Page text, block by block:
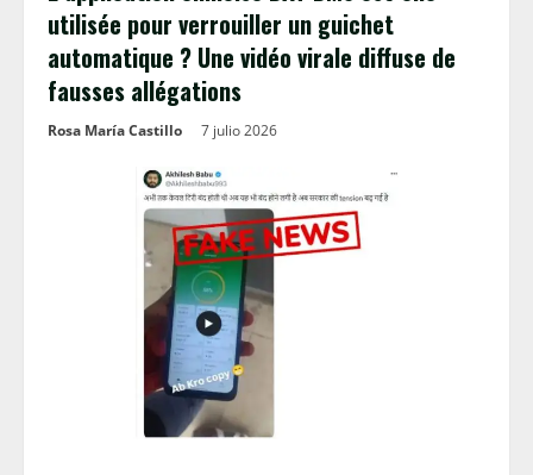
utilisée pour verrouiller un guichet
automatique ? Une vidéo virale diffuse de
fausses allégations
Rosa María Castillo 7 julio 2026